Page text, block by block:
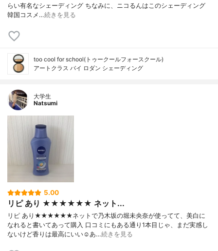
らい有名なシェーディング ちなみに、ニコるんはこのシェーディング
韓国コスメ…続きを見る
too cool for school(トゥークールフォースクール)
アートクラス バイ ロダン シェーディング
大学生
Natsumi
5.00
リピ あり ★★★★★★ ネット...
リピ あり★★★★★★ネットで乃木坂の堀未央奈が使ってて、美白に
なれると書いてあって購入 口コミにもある通り1本目じゃ、まだ実感し
ないけど香りは最高にいい☺️あ…続きを見る